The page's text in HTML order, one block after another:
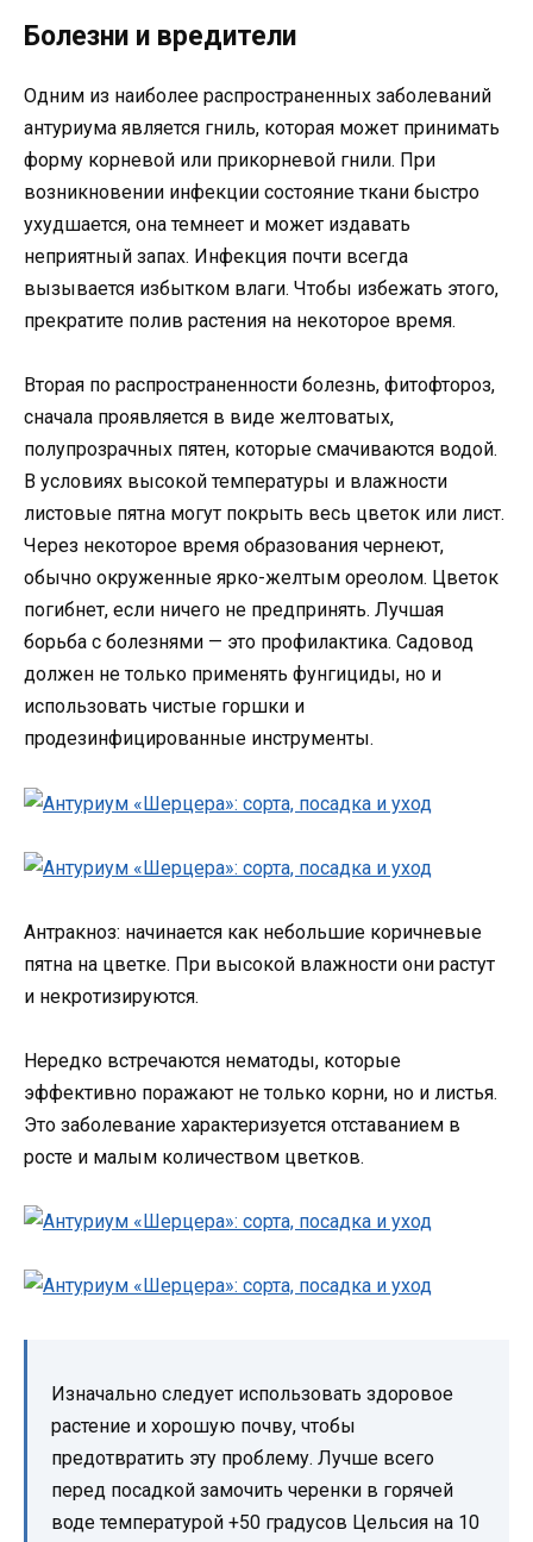
Болезни и вредители
Одним из наиболее распространенных заболеваний
антуриума является гниль, которая может принимать
форму корневой или прикорневой гнили. При
возникновении инфекции состояние ткани быстро
ухудшается, она темнеет и может издавать
неприятный запах. Инфекция почти всегда
вызывается избытком влаги. Чтобы избежать этого,
прекратите полив растения на некоторое время.
Вторая по распространенности болезнь, фитофтороз,
сначала проявляется в виде желтоватых,
полупрозрачных пятен, которые смачиваются водой.
В условиях высокой температуры и влажности
листовые пятна могут покрыть весь цветок или лист.
Через некоторое время образования чернеют,
обычно окруженные ярко-желтым ореолом. Цветок
погибнет, если ничего не предпринять. Лучшая
борьба с болезнями — это профилактика. Садовод
должен не только применять фунгициды, но и
использовать чистые горшки и
продезинфицированные инструменты.
Антракноз: начинается как небольшие коричневые
пятна на цветке. При высокой влажности они растут
и некротизируются.
Нередко встречаются нематоды, которые
эффективно поражают не только корни, но и листья.
Это заболевание характеризуется отставанием в
росте и малым количеством цветков.
Изначально следует использовать здоровое
растение и хорошую почву, чтобы
предотвратить эту проблему. Лучше всего
перед посадкой замочить черенки в горячей
воде температурой +50 градусов Цельсия на 10